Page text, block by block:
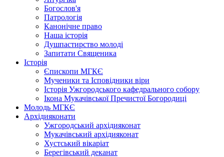
Богослов'я
Патрологія
Канонічне право
Наша історія
Душпастирство молоді
Запитати Священика
Історія
Єпископи МГКЄ
Мученики та Ісповідники віри
Історія Ужгородського кафедрального собору
Ікона Мукачівської Пречистої Богородиці
Молодь МГКЄ
Архідияконати
Ужгородський архідияконат
Мукачівський архідияконат
Хустський вікаріат
Берегівський деканат